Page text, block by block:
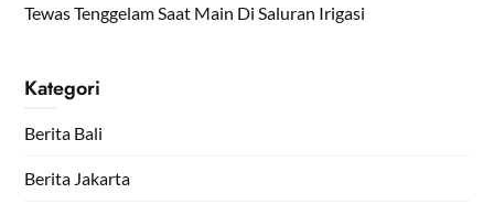
Tewas Tenggelam Saat Main Di Saluran Irigasi
Kategori
Berita Bali
Berita Jakarta